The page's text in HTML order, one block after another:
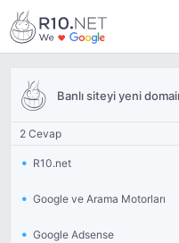
Banlı siteyi yeni
2 Cevap
R10.net
Google ve Arama Motorları
Google Adsense